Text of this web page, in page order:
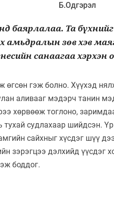
Б.Одгэрэл
баярлалаа. Та
амьдралын зөв хэв
санаагаа
өгсөн гэж болно. Хүүхэд
аливааг мэдэрч танин
хөрвөөж тоглоно,
тухай судлахаар шийдсэн.
сайхныг хүсдэг шүү
зэрэгцээ дэлхийд үүсдэг
боддог.